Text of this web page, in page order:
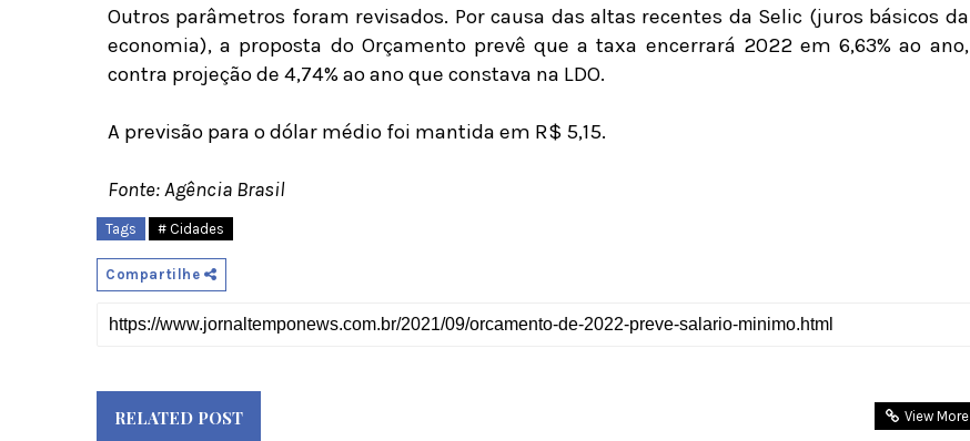
Outros parâmetros foram revisados. Por causa das altas recentes da Selic (juros básicos da
economia), a proposta do Orçamento prevê que a taxa encerrará 2022 em 6,63% ao ano,
contra projeção de 4,74% ao ano que constava na LDO.
A previsão para o dólar médio foi mantida em R$ 5,15.
Fonte: Agência Brasil
Tags # Cidades
Compartilhe
RELATED POST View More